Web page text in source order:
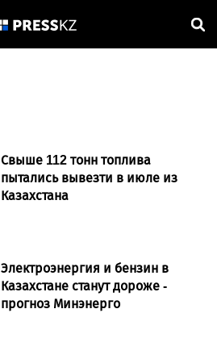
Свыше 112 тонн топлива
пытались вывезти в июле из
Казахстана
Электроэнергия и бензин в
Казахстане станут дороже -
прогноз Минэнерго